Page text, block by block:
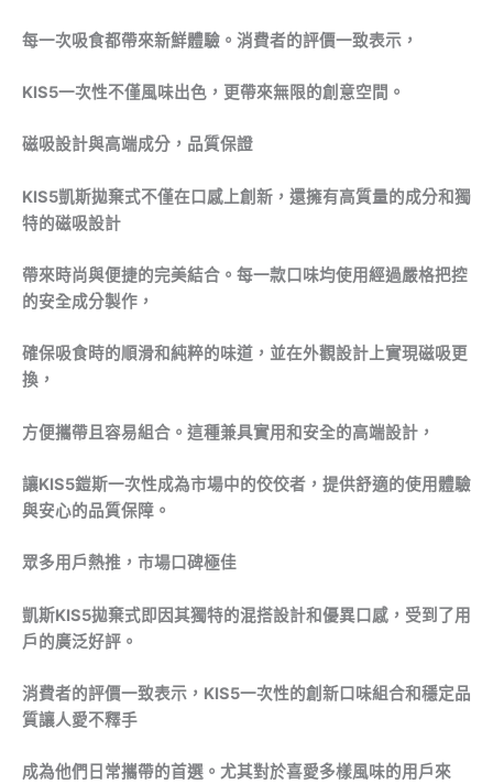
每一次吸食都帶來新鮮體驗。 消費者的評價一致表示，
KIS5一次性不僅風味出色，更帶來無限的創意空間。
磁吸設計與高端成分，品質保證
KIS5凱斯拋棄式不僅在口感上創新，還擁有高質量的成分和獨
特的磁吸設計
帶來時尚與便捷的完美結合。每一款口味均使用經過嚴格把控
的安全成分製作，
確保吸食時的順滑和純粹的味道，並在外觀設計上實現磁吸更
換，
方便攜帶且容易組合。這種兼具實用和安全的高端設計，
讓KIS5鎧斯一次性成為市場中的佼佼者，提供舒適的使用體驗
與安心的品質保障。
眾多用戶熱推，市場口碑極佳
凱斯KIS5拋棄式即因其獨特的混搭設計和優異口感，受到了用
戶的廣泛好評。
消費者的評價一致表示，KIS5一次性的創新口味組合和穩定品
質讓人愛不釋手
成為他們日常攜帶的首選。尤其對於喜愛多樣風味的用戶來